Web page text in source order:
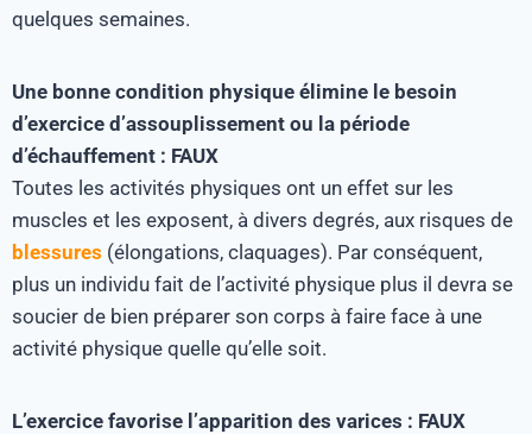
quelques semaines.
Une bonne condition physique élimine le besoin
d’exercice d’assouplissement ou la période
d’échauffement : FAUX
Toutes les activités physiques ont un effet sur les
muscles et les exposent, à divers degrés, aux risques de
blessures (élongations, claquages). Par conséquent,
plus un individu fait de l’activité physique plus il devra se
soucier de bien préparer son corps à faire face à une
activité physique quelle qu’elle soit.
L’exercice favorise l’apparition des varices : FAUX